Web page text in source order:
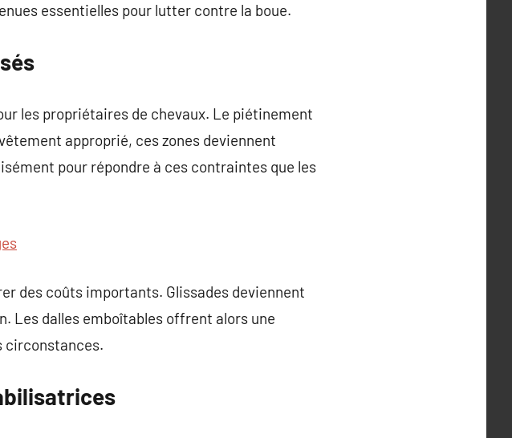
essentielles pour lutter contre la boue.
les propriétaires de chevaux. Le piétinement
approprié, ces zones deviennent
pour répondre à ces contraintes que les
des coûts importants. Glissades deviennent
Les dalles emboîtables offrent alors une
circonstances.